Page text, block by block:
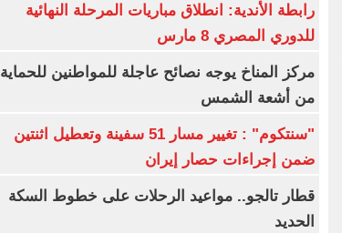
رابطة الأندية: انطلاق مباريات المرحلة النهائية
للدوري المصري 8 مارس
مركز المناخ يوجه نصائح عاجلة للمواطنين للحماية
من أشعة الشمس
"سنتكوم" : تغيير مسار 51 سفينة وتعطيل اثنتين
ضمن إجراءات حصار إيران
قطار تالجو.. مواعيد الرحلات على خطوط السكة
الحديد